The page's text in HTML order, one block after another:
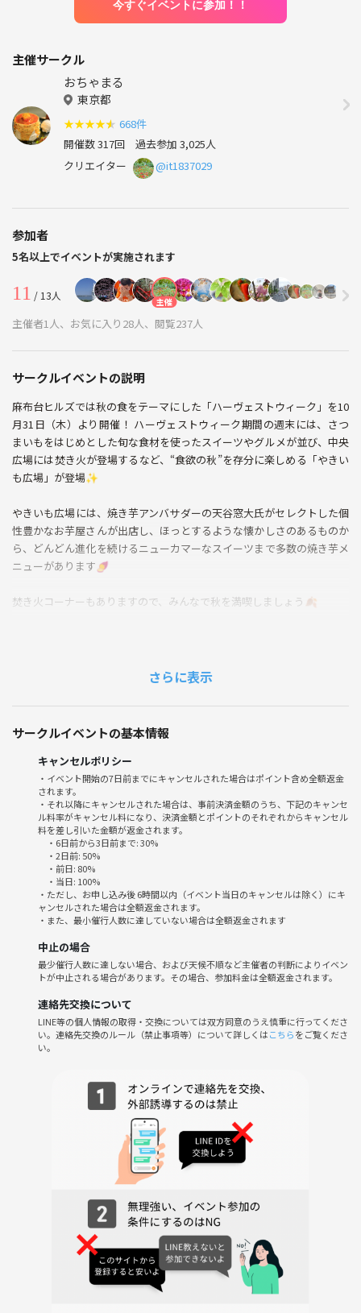
今すぐイベントに参加！！
主催サークル
おちゃまる
東京都
★★★★★ 668件
開催数 317回 過去参加 3,025人
クリエイター
@it1837029
参加者
5名以上でイベントが実施されます
11 / 13人 主催
主催者1人、お気に入り28人、閲覧237人
サークルイベントの説明
麻布台ヒルズでは秋の食をテーマにした「ハーヴェストウィーク」を10
月31日（木）より開催！ ハーヴェストウィーク期間の週末には、さつ
まいもをはじめとした旬な食材を使ったスイーツやグルメが並び、中央
広場には焚き火が登場するなど、“食欲の秋”を存分に楽しめる「やきい
も広場」が登場✨
やきいも広場には、焼き芋アンバサダーの天谷窓大氏がセレクトした個
性豊かなお芋屋さんが出店し、ほっとするような懐かしさのあるものか
ら、どんどん進化を続けるニューカマーなスイーツまで多数の焼き芋メ
ニューがあります🍠
焚き火コーナーもありますので、みんなで秋を満喫しましょう🍂
ださい。
イベント直前のキャンセルや無断欠席
さらに表示
サークルイベントの基本情報
キャンセルポリシー
・イベント開始の7日前までにキャンセルされた場合はポイント含め全額返金
されます。
・それ以降にキャンセルされた場合は、事前決済金額のうち、下記のキャンセ
ル料率がキャンセル料になり、決済金額とポイントのそれぞれからキャンセル
料を差し引いた金額が返金されます。
・6日前から3日前まで: 30%
・2日前: 50%
・前日: 80%
・当日: 100%
・ただし、お申し込み後 6時間以内（イベント当日のキャンセルは除く）にキ
ャンセルされた場合は全額返金されます。
・また、最小催行人数に達していない場合は全額返金されます
中止の場合
最少催行人数に達しない場合、および天候不順など主催者の判断によりイベン
トが中止される場合があります。その場合、参加料金は全額返金されます。
連絡先交換について
LINE等の個人情報の取得・交換については双方同意のうえ慎重に行ってくださ
い。連絡先交換のルール（禁止事項等）について詳しくはこちらをご覧くださ
い。